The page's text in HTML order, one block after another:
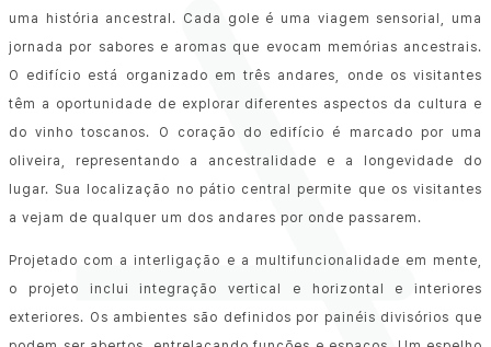
uma história ancestral. Cada gole é uma viagem sensorial, uma
jornada por sabores e aromas que evocam memórias ancestrais.
O edifício está organizado em três andares, onde os visitantes
têm a oportunidade de explorar diferentes aspectos da cultura e
do vinho toscanos. O coração do edifício é marcado por uma
oliveira, representando a ancestralidade e a longevidade do
lugar. Sua localização no pátio central permite que os visitantes
a vejam de qualquer um dos andares por onde passarem.
Projetado com a interligação e a multifuncionalidade em mente,
o projeto inclui integração vertical e horizontal e interiores
exteriores. Os ambientes são definidos por painéis divisórios que